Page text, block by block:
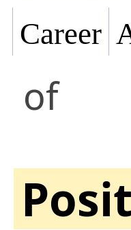
Career
of